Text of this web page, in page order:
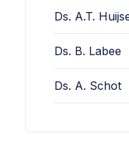
Ds. A.T.
Ds. B. Labee
Ds. A. Schot